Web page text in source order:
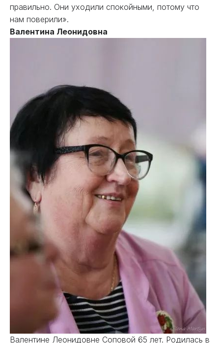
правильно. Они уходили спокойными, потому что
нам поверили».
Валентина Леонидовна
Валентине Леонидовне Соповой 65 лет. Родилась в